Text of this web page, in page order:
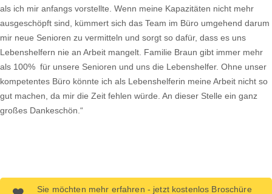
als ich mir anfangs vorstellte. Wenn meine Kapazitäten nicht mehr
ausgeschöpft sind, kümmert sich das Team im Büro umgehend darum
mir neue Senioren zu vermitteln und sorgt so dafür, dass es uns
Lebenshelfern nie an Arbeit mangelt. Familie Braun gibt immer mehr
als 100% für unsere Senioren und uns die Lebenshelfer. Ohne unser
kompetentes Büro könnte ich als Lebenshelferin meine Arbeit nicht so
gut machen, da mir die Zeit fehlen würde. An dieser Stelle ein ganz
großes Dankeschön.“
Sie möchten mehr erfahren - jetzt kostenlos Broschüre